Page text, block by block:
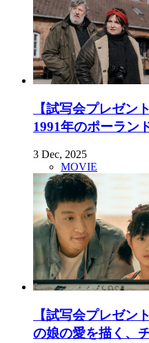
【試写会プレゼン
1991年のポーラン
3 Dec, 2025
MOVIE
【試写会プレゼン
の娘の愛を描く、